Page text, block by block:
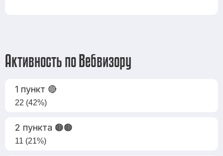
Активность по Вебвизору
1 пункт 🔴
22 (42%)
2 пункта 🟠🟠
11 (21%)